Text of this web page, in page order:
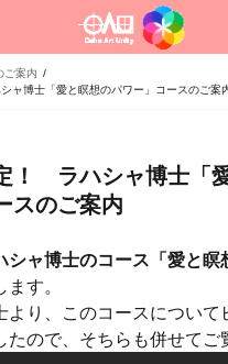
ご案内
ャ博士「愛と瞑想のパワー」コースのご案
！ ラハシャ博士「
スのご案内
シャ博士のコース「愛と瞑
す。
より、このコースについて
たので、そちらも併せてご